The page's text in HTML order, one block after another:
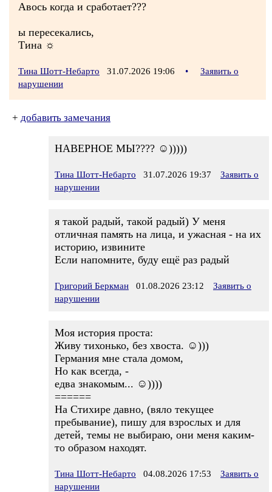
Авось когда и сработает???
ы пересекались,
Тина ☼
Тина Шотт-Небарто 31.07.2026 19:06 •
Заявить о
нарушении
+ добавить замечания
НАВЕРНОЕ МЫ???? ☺)))))
Тина Шотт-Небарто 31.07.2026 19:37
Заявить о
нарушении
я такой радый, такой радый) У меня
отличная память на лица, и ужасная - на их
историю, извините
Если напомните, буду ещё раз радый
Григорий Беркман 01.08.2026 23:12
Заявить о
нарушении
Моя история проста:
Живу тихонько, без хвоста. ☺)))
Германия мне стала домом,
Но как всегда, -
едва знакомым... ☺))))
======
На Стихире давно, (вяло текущее
пребывание), пишу для взрослых и для
детей, темы не выбираю, они меня каким-
то образом находят.
Тина Шотт-Небарто 04.08.2026 17:53
Заявить о
нарушении